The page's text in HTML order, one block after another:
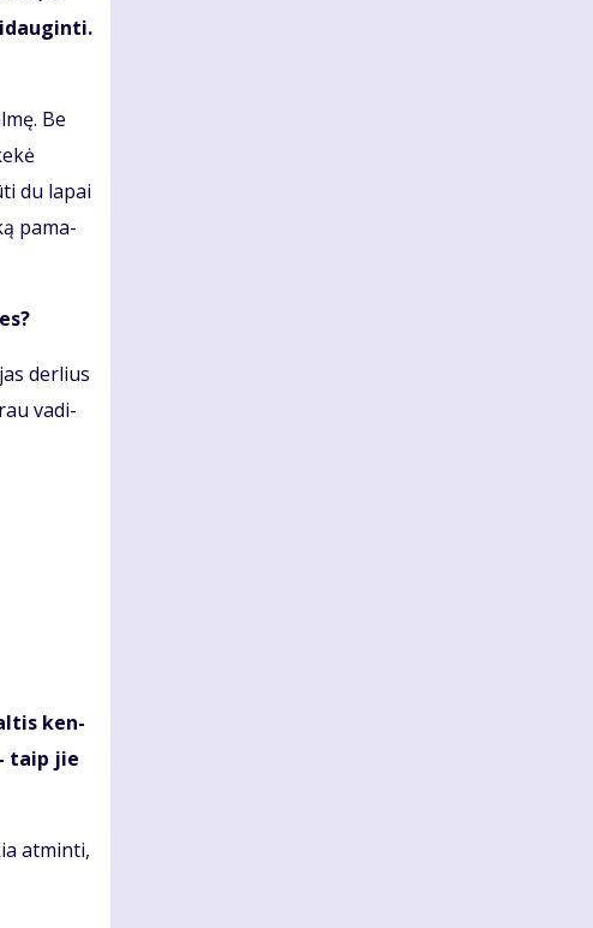
Be
du la­pai
pa­ma­
der­lius
va­di­
ken­
taip jie
at­min­ti,